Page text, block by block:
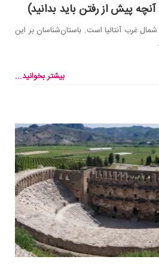
آنچه پیش از رفتن باید بدانید)
شمال غرب آنتالیا است. باستان‌شناسان بر این
بیشتر بخوانید...